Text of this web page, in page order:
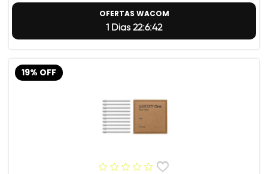
OFERTAS WACOM
1 Dias 22:6:41
19% OFF